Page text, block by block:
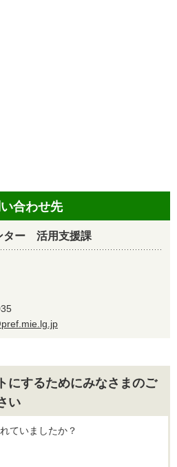
合わせ先
ター 活用支援課
にするためにみなさまのご
い
ていましたか？